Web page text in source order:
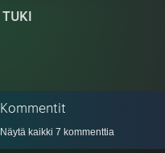
TUKI
Kommentit
Näytä kaikki 7 kommenttia